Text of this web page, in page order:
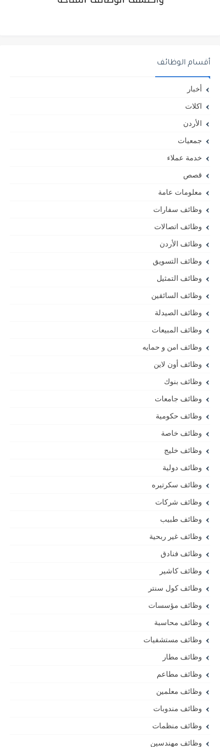
أقسام الوظائف
أخبار
اكلات
الأردن
جمعيات
خدمة عملاء
قصص
معلومات عامة
وظائف سفارات
وظائف اتصالات
وظائف الأردن
وظائف التسويق
وظائف التمثيل
وظائف السائقين
وظائف الصيدلة
وظائف المبيعات
وظائف امن و حمايه
وظائف أون لاين
وظائف بنوك
وظائف جامعات
وظائف حكومية
وظائف خاصة
وظائف خليج
وظائف دولية
وظائف سكرتيره
وظائف شركات
وظائف طبيب
وظائف غير ربحية
وظائف فنادق
وظائف كاشير
وظائف كول سنتر
وظائف مؤسسات
وظائف محاسبة
وظائف مستشفيات
وظائف مطار
وظائف مطاعم
وظائف معلمين
وظائف مندوبات
وظائف منظمات
وظائف مهندسين